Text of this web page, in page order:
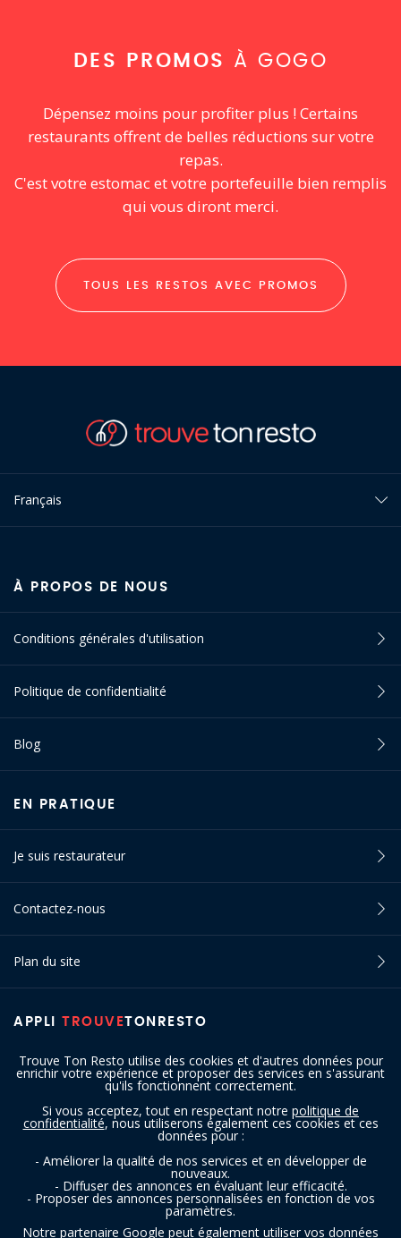
DES PROMOS À GOGO
Dépensez moins pour profiter plus ! Certains
restaurants offrent de belles réductions sur votre
repas.
C'est votre estomac et votre portefeuille bien remplis
qui vous diront merci.
TOUS LES RESTOS AVEC PROMOS
Trouve Ton Resto utilise des cookies et d'autres données pour
enrichir votre expérience et proposer des services en s'assurant
qu'ils fonctionnent correctement.
Si vous acceptez, tout en respectant notre politique de
confidentialité, nous utiliserons également ces cookies et ces
données pour :
- Améliorer la qualité de nos services et en développer de
nouveaux.
- Diffuser des annonces en évaluant leur efficacité.
- Proposer des annonces personnalisées en fonction de vos
paramètres.
Notre partenaire Google peut également utiliser vos données
Français
APPLI TROUVETONRESTO
À PROPOS DE NOUS
Conditions générales d'utilisation
Politique de confidentialité
Blog
EN PRATIQUE
Je suis restaurateur
Contactez-nous
Plan du site
SUIVEZ-NOUS